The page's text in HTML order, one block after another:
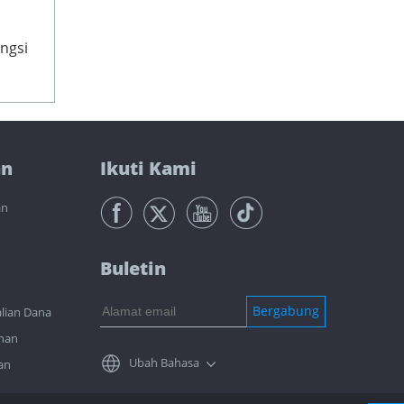
Dana
Ikuti Kami
Buletin
Bergabung
Ubah Bahasa